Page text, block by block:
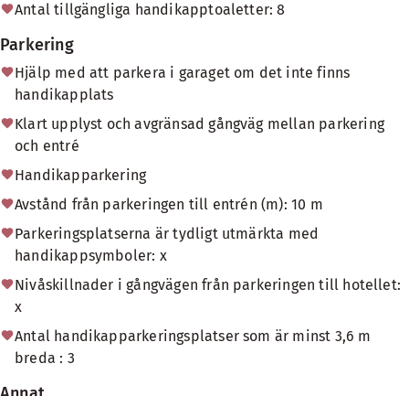
Antal tillgängliga handikapptoaletter: 8
Parkering
Hjälp med att parkera i garaget om det inte finns
handikapplats
Klart upplyst och avgränsad gångväg mellan parkering
och entré
Handikapparkering
Avstånd från parkeringen till entrén (m): 10 m
Parkeringsplatserna är tydligt utmärkta med
handikappsymboler: x
Nivåskillnader i gångvägen från parkeringen till hotellet:
x
Antal handikapparkeringsplatser som är minst 3,6 m
breda : 3